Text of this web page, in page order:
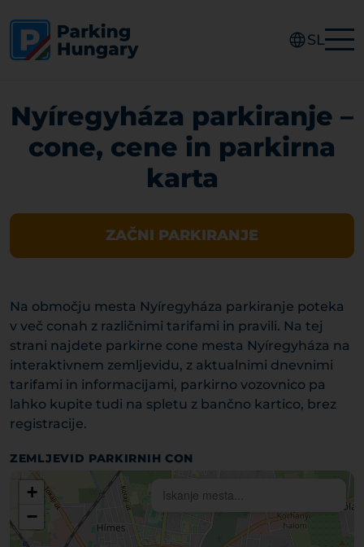
SL
Nyíregyháza parkiranje –
cone, cene in parkirna
karta
ZAČNI PARKIRANJE
Na območju mesta Nyíregyháza parkiranje poteka
v več conah z različnimi tarifami in pravili. Na tej
strani najdete parkirne cone mesta Nyíregyháza na
interaktivnem zemljevidu, z aktualnimi dnevnimi
tarifami in informacijami, parkirno vozovnico pa
lahko kupite tudi na spletu z bančno kartico, brez
registracije.
ZEMLJEVID PARKIRNIH CON
+
−